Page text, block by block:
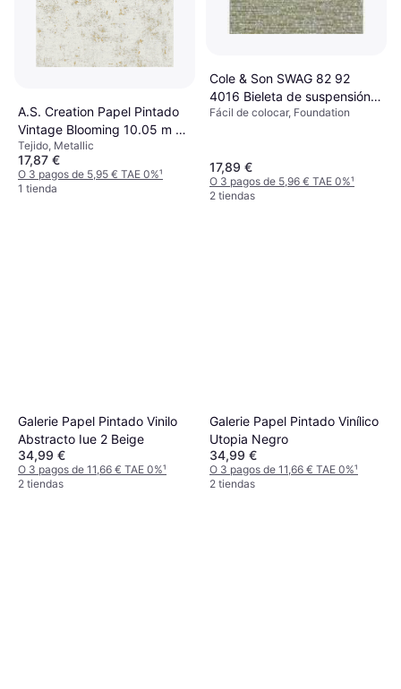
A.S. Creation Papel Pintado
Vintage Blooming 10.05 m x
0.53 m
Tejido, Metallic
17,87 €
O 3 pagos de 5,95 € TAE 0%¹
1 tienda
Cole & Son SWAG 82 92
4016 Bieleta de suspensión
Travesaños barras,
TERRANO 2, FORD: Maverick
SUV
Fácil de colocar, Foundation
17,89 €
O 3 pagos de 5,96 € TAE 0%¹
2 tiendas
Galerie Papel Pintado Vinilo
Abstracto Iue 2 Beige
34,99 €
O 3 pagos de 11,66 € TAE 0%¹
2 tiendas
Galerie Papel Pintado Vinílico
Utopia Negro
34,99 €
O 3 pagos de 11,66 € TAE 0%¹
2 tiendas